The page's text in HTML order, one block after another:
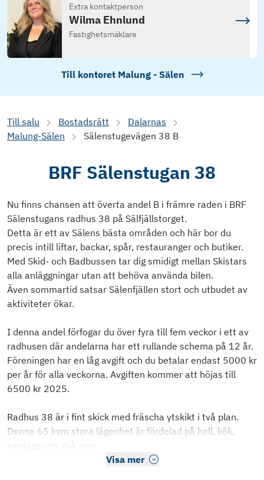
Extra kontaktperson
Wilma Ehnlund
Fastighetsmäklare
Till kontoret Malung - Sälen
Till salu Bostadsrätt
Dalarnas
Malung-Sälen
Sälenstugevägen 38 B
BRF Sälenstugan 38
Nu finns chansen att överta andel B i främre raden i BRF
Sälenstugans radhus 38 på Sälfjällstorget.
Detta är ett av Sälens bästa områden och här bor du
precis intill liftar, backar, spår, restauranger och butiker.
Med Skid- och Badbussen tar dig smidigt mellan Skistars
alla anläggningar utan att behöva använda bilen.
Även sommartid satsar Sälenfjällen stort och utbudet av
aktiviteter ökar.
I denna andel förfogar du över fyra till fem veckor i ett av
radhusen där andelarna har ett rullande schema på 12 år.
Föreningen har en låg avgift och du betalar endast 5000 kr
per år för alla veckorna. Avgiften kommer att höjas till
6500 kr 2025.
Radhus 38 är i fint skick med fräscha ytskikt i två plan.
Denna 65 kvm stora lägenhet är fördelad på hall, kök,
vardagsrum, två sovr
Visa mer